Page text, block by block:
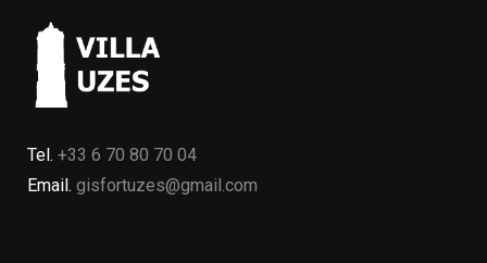
Tel. +33 6 70 80 70 04
Email. gisfortuzes@gmail.com